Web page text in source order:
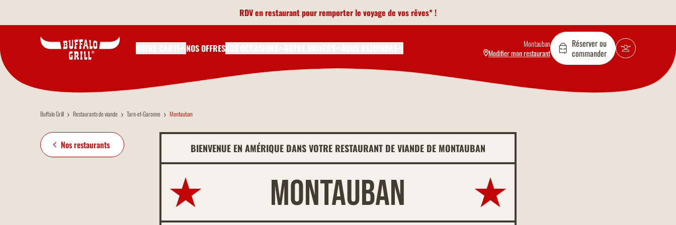
RDV en restaurant pour remporter le voyage de vos rêves* !
NOS OFFRES
Montauban
Modifier mon restaurant
Réserver ou
commander
Buffalo Grill Restaurants de viande Tarn-et-Garonne Montauban
Nos restaurants BIENVENUE EN AMÉRIQUE DANS VOTRE RESTAURANT DE VIANDE DE MONTAUBAN
Montauban